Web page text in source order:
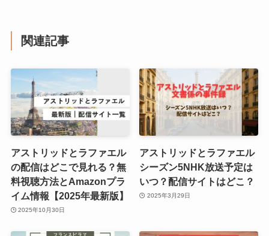
関連記事
アストリッドとラファエル
の配信はどこで見れる？無
料視聴方法とAmazonプラ
イム情報【2025年最新版】
2025年10月30日
アストリッドとラファエル
シーズン5NHK放送予定は
いつ？配信サイトはどこ？
2025年3月29日